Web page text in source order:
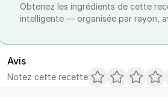
Obtenez les ingrédients de cette
intelligente — organisée par rayon,
Avis
Notez cette recette